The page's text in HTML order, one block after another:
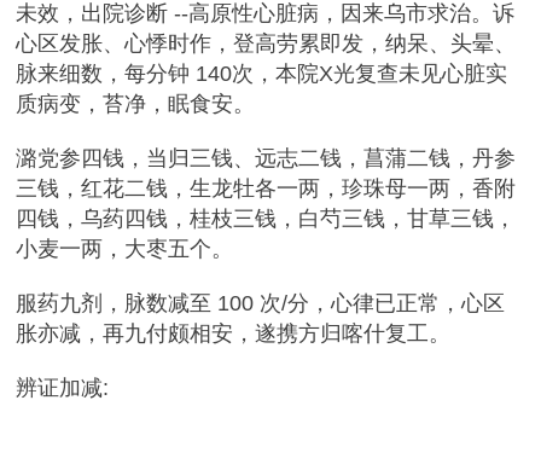
未效，出院诊断 --高原性心脏病，因来乌市求治。诉
心区发胀、心悸时作，登高劳累即发，纳呆、头晕、
脉来细数，每分钟 140次，本院X光复查未见心脏实
质病变，苔净，眠食安。
潞党参四钱，当归三钱、远志二钱，菖蒲二钱，丹参
三钱，红花二钱，生龙牡各一两，珍珠母一两，香附
四钱，乌药四钱，桂枝三钱，白芍三钱，甘草三钱，
小麦一两，大枣五个。
服药九剂，脉数减至 100 次/分，心律已正常，心区
胀亦减，再九付颇相安，遂携方归喀什复工。
辨证加减: